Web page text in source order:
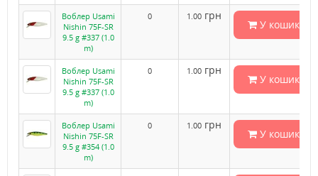
Воблер Usami
Nishin 75F-SR
9.5 g #337 (1.0
m)
0 1.00 грн
У кошик
Воблер Usami
Nishin 75F-SR
9.5 g #337 (1.0
m)
0 1.00 грн
У кошик
Воблер Usami
Nishin 75F-SR
9.5 g #354 (1.0
m)
0 1.00 грн
У кошик